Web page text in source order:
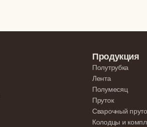
Продукция
Полутрубка
Лента
Полумесяц
Пруток
Сварочный
Колодцы и